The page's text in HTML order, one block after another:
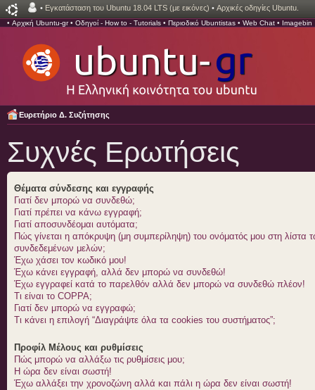
• Εγκατάσταση του Ubuntu 18.04 LTS (με εικόνες) • Αρχικές οδηγίες Ubuntu.
• Αρχική Ubuntu-gr• Οδηγοί - How to - Tutorials • Περιοδικό Ubuntistas • Web Chat • Imagebin
Ευρετήριο Δ. Συζήτησης
Συχνές Ερωτήσεις
Θέματα σύνδεσης και εγγραφής
Γιατί δεν μπορώ να συνδεθώ;
Γιατί πρέπει να κάνω εγγραφή;
Γιατί αποσυνδέομαι αυτόματα;
Πώς γίνεται η απόκρυψη (μη συμπερίληψη) του ονόματός μου στη λίστα
συνδεδεμένων μελών;
Έχω χάσει τον κωδικό μου!
Έχω κάνει εγγραφή, αλλά δεν μπορώ να συνδεθώ!
Έχω εγγραφεί κατά το παρελθόν αλλά δεν μπορώ να συνδεθώ πλέον!
Τι είναι το COPPA;
Γιατί δεν μπορώ να εγγραφώ;
Τι κάνει η επιλογή “Διαγράψτε όλα τα cookies του συστήματος”;
Προφίλ Μέλους και ρυθμίσεις
Πώς μπορώ να αλλάξω τις ρυθμίσεις μου;
Η ώρα δεν είναι σωστή!
Έχω αλλάξει την χρονοζώνη αλλά και πάλι η ώρα δεν είναι σωστή!